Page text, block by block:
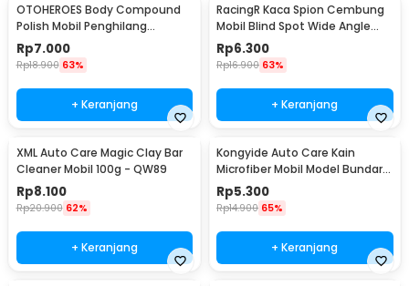
OTOHEROES Body Compound
Polish Mobil Penghilang
Goresan 15g with Spons - YYC-
508
Rp7.000
Rp18.900 63%
+ Keranjang
RacingR Kaca Spion Cembung
Mobil Blind Spot Wide Angle
50mm 2 Pcs - J0027
Rp6.300
Rp16.900 63%
+ Keranjang
XML Auto Care Magic Clay Bar
Cleaner Mobil 100g - QW89
Rp8.100
Rp20.900 62%
+ Keranjang
Kongyide Auto Care Kain
Microfiber Mobil Model Bundar -
L-20
Rp5.300
Rp14.900 65%
+ Keranjang